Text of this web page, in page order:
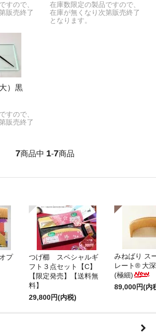
すので、
販売終了
在庫数限定の製品ですので、
在庫が無くなり次第販売終了
となります。
）黒
すので、
販売終了
7商品中 1-7商品
プ
つげ櫛 スペシャルギ
フト３点セット【C】
【限定発売】【送料無
料】
29,800円(内税)
みねばり ス
レート® 大
(極細)
89,000円(内